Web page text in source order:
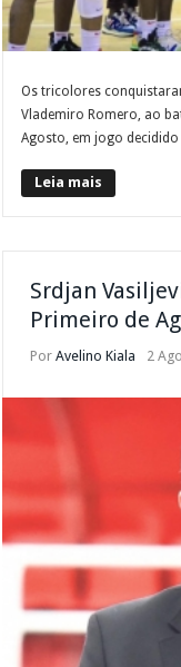
Os tricolores
Vlademiro Romero, ao
Agosto, em jogo decidido
Leia mais
Srdjan
Primeiro de
PorAvelino Kiala 2